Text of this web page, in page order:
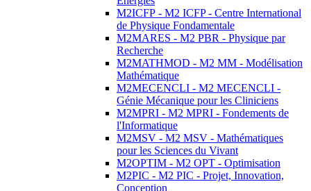
M2ICFP - M2 ICFP - Centre International
de Physique Fondamentale
M2MARES - M2 PBR - Physique par
Recherche
M2MATHMOD - M2 MM - Modélisation
Mathématique
M2MECENCLI - M2 MECENCLI -
Génie Mécanique pour les Cliniciens
M2MPRI - M2 MPRI - Fondements de
l'Informatique
M2MSV - M2 MSV - Mathématiques
pour les Sciences du Vivant
M2OPTIM - M2 OPT - Optimisation
M2PIC - M2 PIC - Projet, Innovation,
Conception